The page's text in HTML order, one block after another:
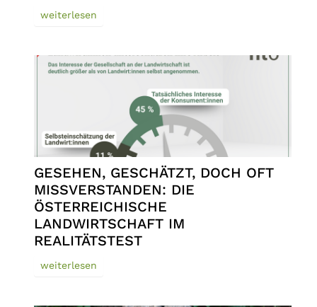
weiterlesen
GESEHEN, GESCHÄTZT, DOCH OFT
MISSVERSTANDEN: DIE
ÖSTERREICHISCHE
LANDWIRTSCHAFT IM
REALITÄTSTEST
weiterlesen